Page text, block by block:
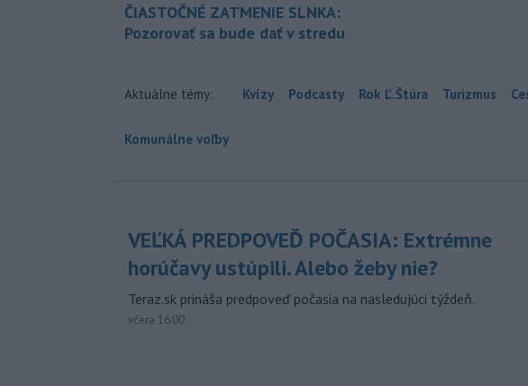
ČIASTOČNÉ ZATMENIE SLNKA:
Pozorovať sa bude dať v stredu
Aktuálne témy: Kvízy Podcasty Rok Ľ.Štúra Turizmus
Komunálne voľby
VEĽKÁ PREDPOVEĎ POČASIA: Extrémne
horúčavy ustúpili. Alebo žeby nie?
Teraz.sk prináša predpoveď počasia na nasledujúci týždeň.
včera 16:00